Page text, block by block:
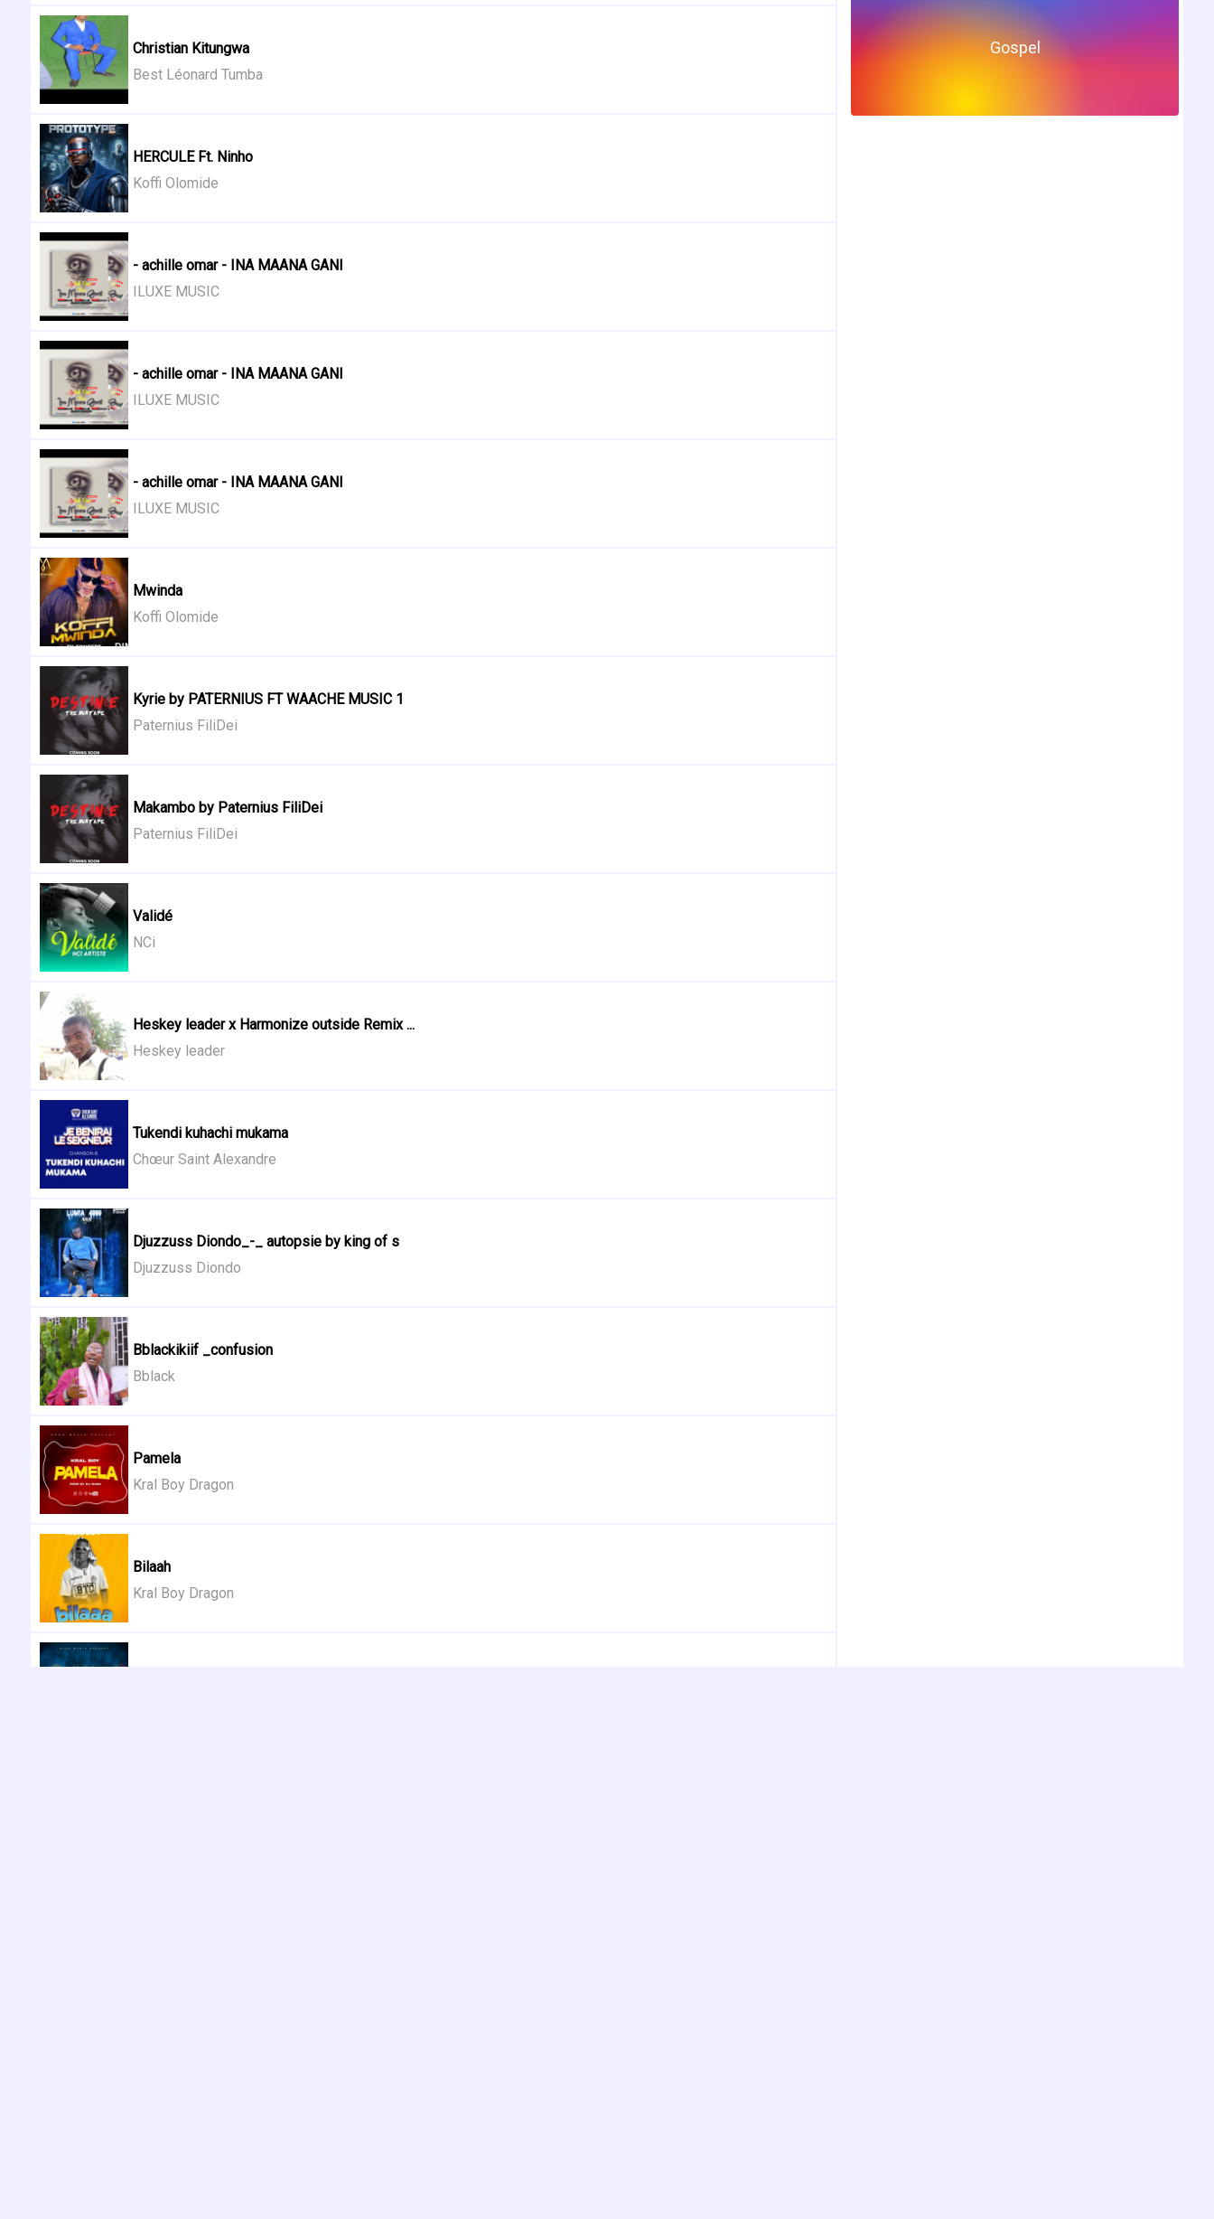
Christian Kitungwa
Best Léonard Tumba
HERCULE Ft. Ninho
Koffi Olomide
- achille omar - INA MAANA GANI
ILUXE MUSIC
- achille omar - INA MAANA GANI
ILUXE MUSIC
- achille omar - INA MAANA GANI
ILUXE MUSIC
Mwinda
Koffi Olomide
Kyrie by PATERNIUS FT WAACHE MUSIC 1
Paternius FiliDei
Makambo by Paternius FiliDei
Paternius FiliDei
Validé
NCi
Heskey leader x Harmonize outside Remix ...
Heskey leader
Tukendi kuhachi mukama
Chœur Saint Alexandre
Djuzzuss Diondo_-_ autopsie by king of s
Djuzzuss Diondo
Bblackikiif _confusion
Bblack
Pamela
Kral Boy Dragon
Bilaah
Kral Boy Dragon
Gospel